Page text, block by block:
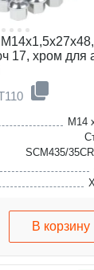
17, хром для
M14
SCM435/
a-
В корзину